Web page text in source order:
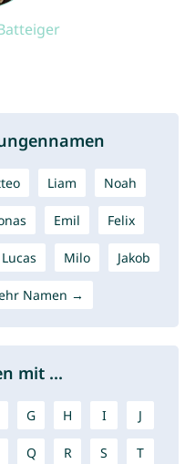
Liam Noah
Emil Felix
Lucas Milo Jakob
Namen →
mit ...
G H I J
Q R S T